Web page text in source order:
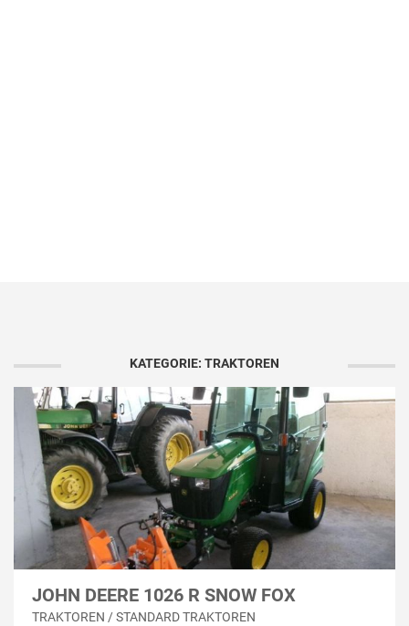
KATEGORIE: TRAKTOREN
JOHN DEERE 1026 R SNOW FOX
TRAKTOREN / STANDARD TRAKTOREN